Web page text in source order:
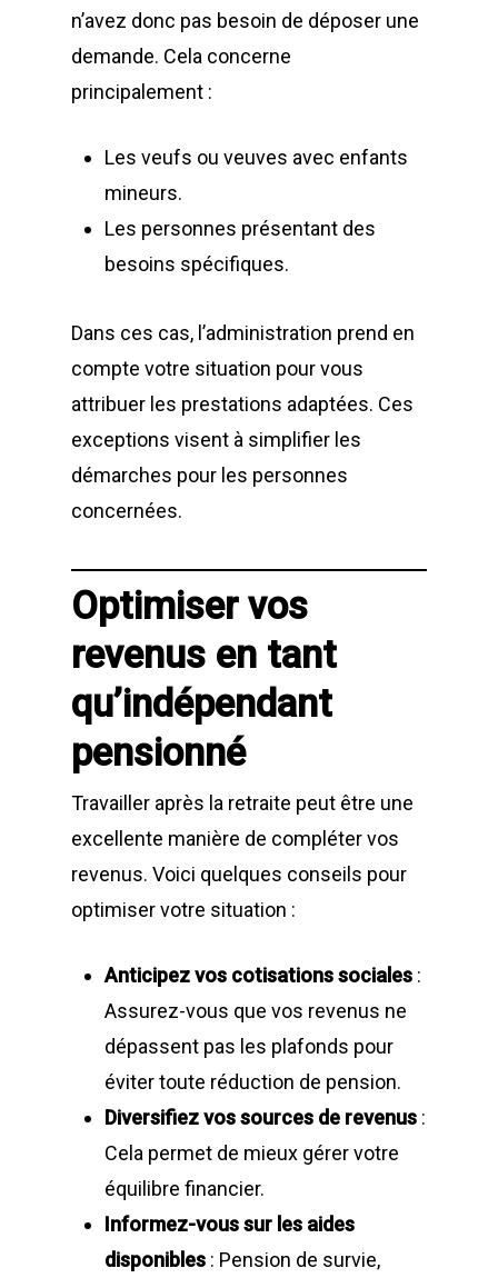
n’avez donc pas besoin de déposer une
demande. Cela concerne
principalement :
Les veufs ou veuves avec enfants
mineurs.
Les personnes présentant des
besoins spécifiques.
Dans ces cas, l’administration prend en
compte votre situation pour vous
attribuer les prestations adaptées. Ces
exceptions visent à simplifier les
démarches pour les personnes
concernées.
Optimiser vos
revenus en tant
qu’indépendant
pensionné
Travailler après la retraite peut être une
excellente manière de compléter vos
revenus. Voici quelques conseils pour
optimiser votre situation :
Anticipez vos cotisations sociales :
Assurez-vous que vos revenus ne
dépassent pas les plafonds pour
éviter toute réduction de pension.
Diversifiez vos sources de revenus :
Cela permet de mieux gérer votre
équilibre financier.
Informez-vous sur les aides
disponibles : Pension de survie,